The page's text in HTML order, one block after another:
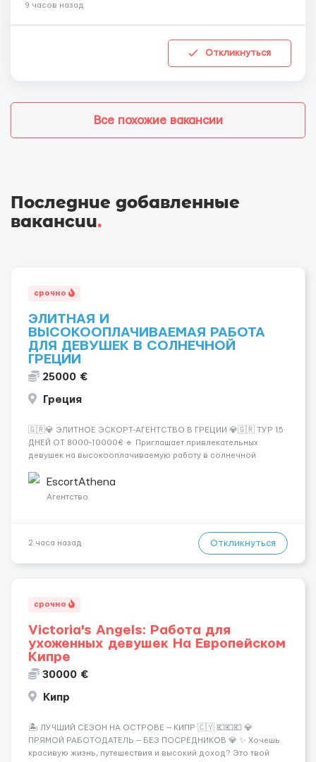
9 часов назад
Откликнуться
Все похожие вакансии
Последние добавленные
вакансии.
срочно
ЭЛИТНАЯ И
ВЫСОКООПЛАЧИВАЕМАЯ РАБОТА
ДЛЯ ДЕВУШЕК В СОЛНЕЧНОЙ
ГРЕЦИИ
25000 €
Греция
🇬🇷💎 ЭЛИТНОЕ ЭСКОРТ-АГЕНТСТВО В ГРЕЦИИ 💎🇬🇷 ТУР 15
ДНЕЙ ОТ 8000-10000€ 🔹 Приглашает привлекательных
девушек на высокооплачиваемую работу в солнечной
хорошие деньги 💶 — это предложение для тебя! 🔹
Требования: ✔️ Возраст от ...
EscortAthena
Агентство
2 часа назад Откликнуться
срочно
Victoria's Angels: Работа для
ухоженных девушек На Европейском
Кипре
30000 €
Кипр
🏝️ ЛУЧШИЙ СЕЗОН НА ОСТРОВЕ — КИПР 🇨🇾 💶💶💶 💎
ПРЯМОЙ РАБОТОДАТЕЛЬ — БЕЗ ПОСРЕДНИКОВ 💎 ✨ Хочешь
красивую жизнь, путешествия и высокий доход? Это твой